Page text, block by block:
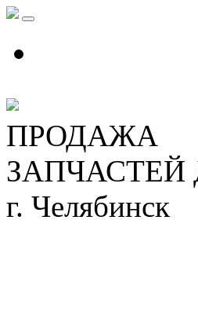
ПРОДАЖА
ЗАПЧАСТЕЙ
г. Челябинск